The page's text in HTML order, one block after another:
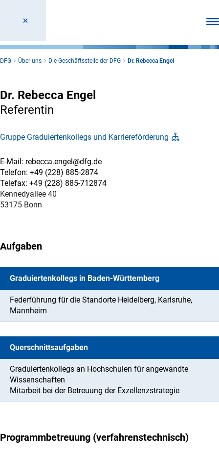
DFG Über uns Die Geschäftsstelle der DFG Dr. Rebecca Engel
Dr. Rebecca Engel
Referentin
Gruppe Graduiertenkollegs und Karriereförderung
E-Mail: rebecca.engel@dfg.de
Telefon: +49 (228) 885-2874
Telefax: +49 (228) 885-712874
Kennedyallee 40
53175 Bonn
Aufgaben
Graduiertenkollegs in Baden-Württemberg
Federführung für die Standorte Heidelberg, Karlsruhe,
Mannheim
Querschnittsaufgaben
Graduiertenkollegs an Hochschulen für angewandte
Wissenschaften
Mitarbeit bei der Betreuung der Exzellenzstrategie
Programmbetreuung (verfahrenstechnisch)